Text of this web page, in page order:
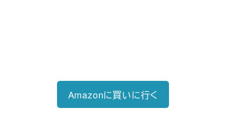
Amazonに買いに行く